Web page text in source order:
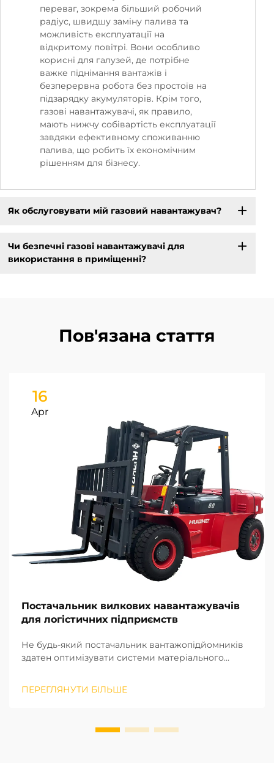
переваг, зокрема більший робочий
радіус, швидшу заміну палива та
можливість експлуатації на
відкритому повітрі. Вони особливо
корисні для галузей, де потрібне
важке піднімання вантажів і
безперервна робота без простоїв на
підзарядку акумуляторів. Крім того,
газові навантажувачі, як правило,
мають нижчу собівартість експлуатації
завдяки ефективному споживанню
палива, що робить їх економічним
рішенням для бізнесу.
Як обслуговувати мій газовий навантажувач?
Чи безпечні газові навантажувачі для
використання в приміщенні?
Пов'язана стаття
16
Apr
Постачальник вилкових навантажувачів
для логістичних підприємств
Не будь-який постачальник вантажопідйомників
здатен оптимізувати системи матеріального
з нашого багаторічного досвіду реалізації
ПЕРЕГЛЯНУТИ БІЛЬШЕ